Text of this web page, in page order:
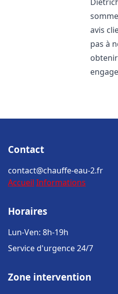
avis
pas à
Contact
contact@chauffe-eau-2.fr
Accueil Informations
Horaires
Lun-Ven: 8h-19h
Service d'urgence 24/7
Zone intervention